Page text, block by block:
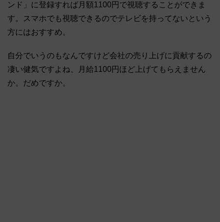
ンド」に登録すれば月額1100円で視聴することができま
す。スマホでも視聴できるのでテレビを持ってないという
方にはおすすめ。
自分でいうのもなんですけど会社の売り上げに貢献するの
凄い健気ですよね、月給1100円ほど上げてもらえません
か。だめですか。